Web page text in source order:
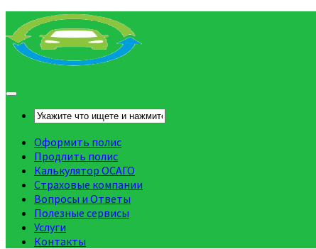
Оформить полис
Продлить полис
Калькулятор ОСАГО
Страховые компании
Вопросы и Ответы
Полезные сервисы
Услуги
Контакты